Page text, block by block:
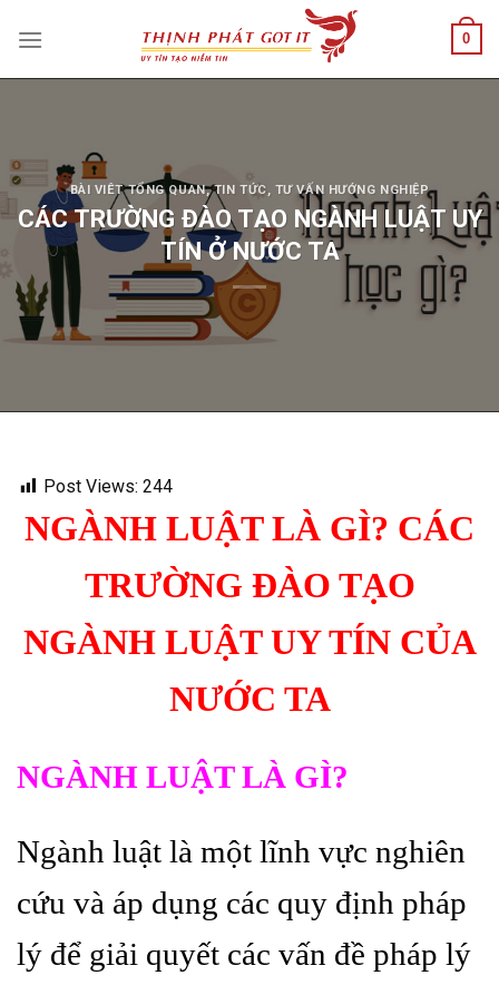
0
BÀI VIÊT TỔNG QUAN,TIN TỨC, TƯ VẤN HƯỚNG NGHIỆP
CÁC TRƯỜNG ĐÀO TẠO NGÀNH LUẬT UY
TÍN Ở NƯỚC TA
Post Views: 244
NGÀNH LUẬT LÀ GÌ? CÁC
TRƯỜNG ĐÀO TẠO
NGÀNH LUẬT UY TÍN CỦA
NƯỚC TA
NGÀNH LUẬT LÀ GÌ?
Ngành luật là một lĩnh vực nghiên
cứu và áp dụng các quy định pháp
lý để giải quyết các vấn đề pháp lý